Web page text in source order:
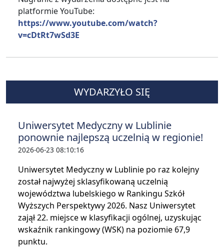
platformie YouTube:
https://www.youtube.com/watch?
v=cDtRt7wSd3E
WYDARZYŁO SIĘ
Uniwersytet Medyczny w Lublinie
ponownie najlepszą uczelnią w regionie!
2026-06-23 08:10:16
Uniwersytet Medyczny w Lublinie po raz kolejny
został najwyżej sklasyfikowaną uczelnią
województwa lubelskiego w Rankingu Szkół
Wyższych Perspektywy 2026. Nasz Uniwersytet
zajął 22. miejsce w klasyfikacji ogólnej, uzyskując
wskaźnik rankingowy (WSK) na poziomie 67,9
punktu.